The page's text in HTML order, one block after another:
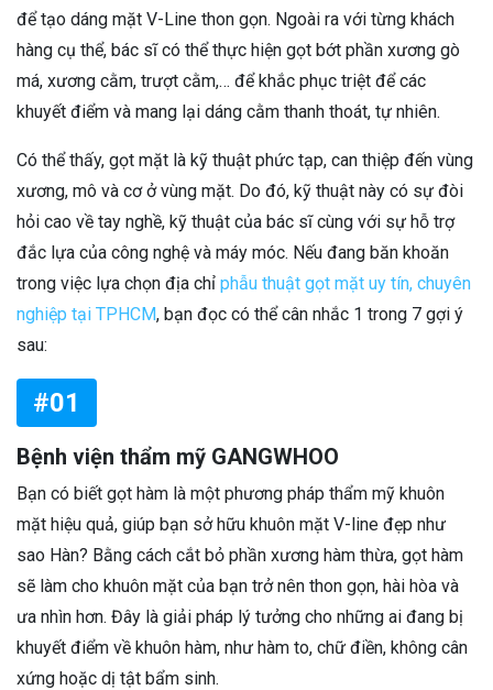
để tạo dáng mặt V-Line thon gọn. Ngoài ra với từng khách
hàng cụ thể, bác sĩ có thể thực hiện gọt bớt phần xương gò
má, xương cằm, trượt cằm,… để khắc phục triệt để các
khuyết điểm và mang lại dáng cằm thanh thoát, tự nhiên.
Có thể thấy, gọt mặt là kỹ thuật phức tạp, can thiệp đến vùng
xương, mô và cơ ở vùng mặt. Do đó, kỹ thuật này có sự đòi
hỏi cao về tay nghề, kỹ thuật của bác sĩ cùng với sự hỗ trợ
đắc lựa của công nghệ và máy móc. Nếu đang băn khoăn
trong việc lựa chọn địa chỉ phẫu thuật gọt mặt uy tín, chuyên
nghiệp tại TPHCM, bạn đọc có thể cân nhắc 1 trong 7 gợi ý
sau:
#01
Bệnh viện thẩm mỹ GANGWHOO
Bạn có biết gọt hàm là một phương pháp thẩm mỹ khuôn
mặt hiệu quả, giúp bạn sở hữu khuôn mặt V-line đẹp như
sao Hàn? Bằng cách cắt bỏ phần xương hàm thừa, gọt hàm
sẽ làm cho khuôn mặt của bạn trở nên thon gọn, hài hòa và
ưa nhìn hơn. Đây là giải pháp lý tưởng cho những ai đang bị
khuyết điểm về khuôn hàm, như hàm to, chữ điền, không cân
xứng hoặc dị tật bẩm sinh.